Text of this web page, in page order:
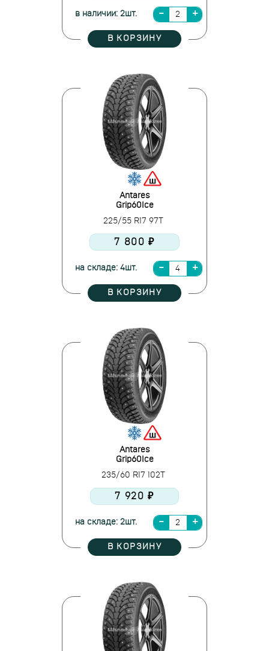
в наличии: 2шт.
В КОРЗИНУ
Antares
Grip60Ice
225/55 R17 97T
7 800 ₽
на складе: 4шт.
В КОРЗИНУ
Antares
Grip60Ice
235/60 R17 102T
7 920 ₽
на складе: 2шт.
В КОРЗИНУ